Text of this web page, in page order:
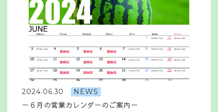
2024.06.30 NEWS
ー６月の営業カレンダーのご案内ー